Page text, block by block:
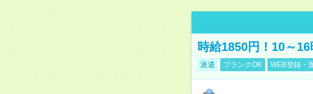
時給1850円！10～
派遣 ブランクOK WEB登録・